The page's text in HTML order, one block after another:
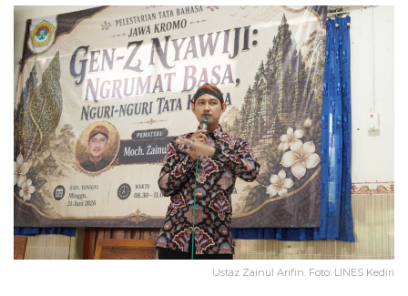
Ustaz Zainul Arifin. Foto: LINES Kediri